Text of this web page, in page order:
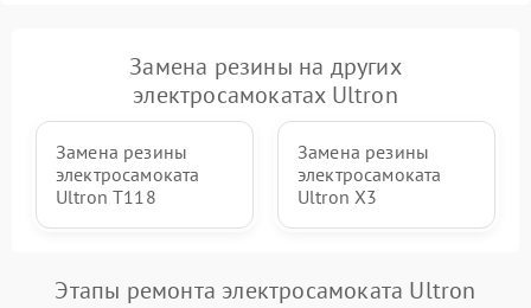
Замена резины на других
электросамокатах Ultron
Замена резины
электросамоката
Ultron T118
Замена резины
электросамоката
Ultron X3
Этапы ремонта электросамоката Ultron